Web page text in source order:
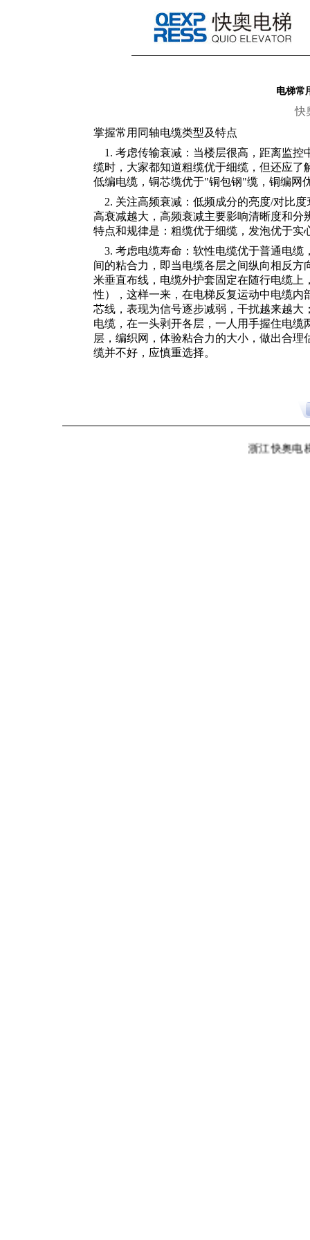
电梯常
快
掌握常用同轴电缆类型及特点
1. 考虑传输衰减：当楼层很高，距离监控
缆时，大家都知道粗缆优于细缆，但还应
低编电缆，铜芯缆优于"铜包钢"缆，铜编网
2. 关注高频衰减：低频成分的亮度/对比
高衰减越大，高频衰减主要影响清晰度和
特点和规律是：粗缆优于细缆，发泡优于
3. 考虑电缆寿命：软性电缆优于普通电缆
间的粘合力，即当电缆各层之间纵向相反
米垂直布线，电缆外护套固定在随行电缆
性），这样一来，在电梯反复运动中电缆
芯线，表现为信号逐步减弱，干扰越来越
电缆，在一头剥开各层，一人用手握住电
层，编织网，体验粘合力的大小，做出合
缆并不好，应慎重选择。
浙江快奥电梯有